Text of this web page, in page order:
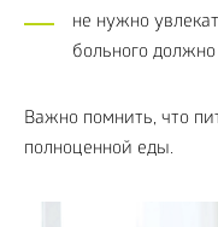
не нужно
больного
Важно помнить, что
полноценной еды.